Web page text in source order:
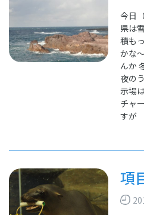
今日
県は
積も
かな
んか
夜の
示場
チャ
すが
項